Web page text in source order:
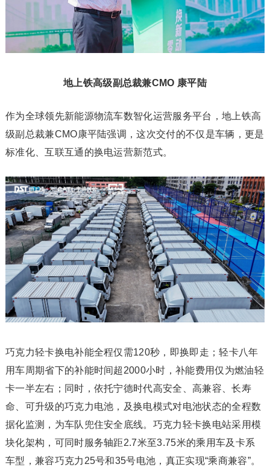
地上铁高级副总裁兼CMO 康平陆
作为全球领先新能源物流车数智化运营服务平台，地上铁高
级副总裁兼CMO康平陆强调，这次交付的不仅是车辆，更是
标准化、互联互通的换电运营新范式。
巧克力轻卡换电补能全程仅需120秒，即换即走；轻卡八年
用车周期省下的补能时间超2000小时，补能费用仅为燃油轻
卡一半左右；同时，依托宁德时代高安全、高兼容、长寿
命、可升级的巧克力电池，及换电模式对电池状态的全程数
据化监测，为车队兜住安全底线。巧克力轻卡换电站采用模
块化架构，可同时服务轴距2.7米至3.75米的乘用车及卡系
车型，兼容巧克力25号和35号电池，真正实现“乘商兼容”。